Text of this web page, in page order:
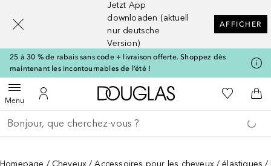
Jetzt App
downloaden (aktuell
nur deutsche
Version)
AFFICHER
25 à 30 % de rabais sans code + livraison offerte. Shoppez dès
maintenant les incontournables de l’été !
MenuOuvrir le menuVers Mon Compte
Vers l'accueil Douglas
Vers Ma
Retourner
Exécuter la recherche
Homepage Cheveux Accessoires pour les cheveux élastiques
[navigation.slideout.screenreader]